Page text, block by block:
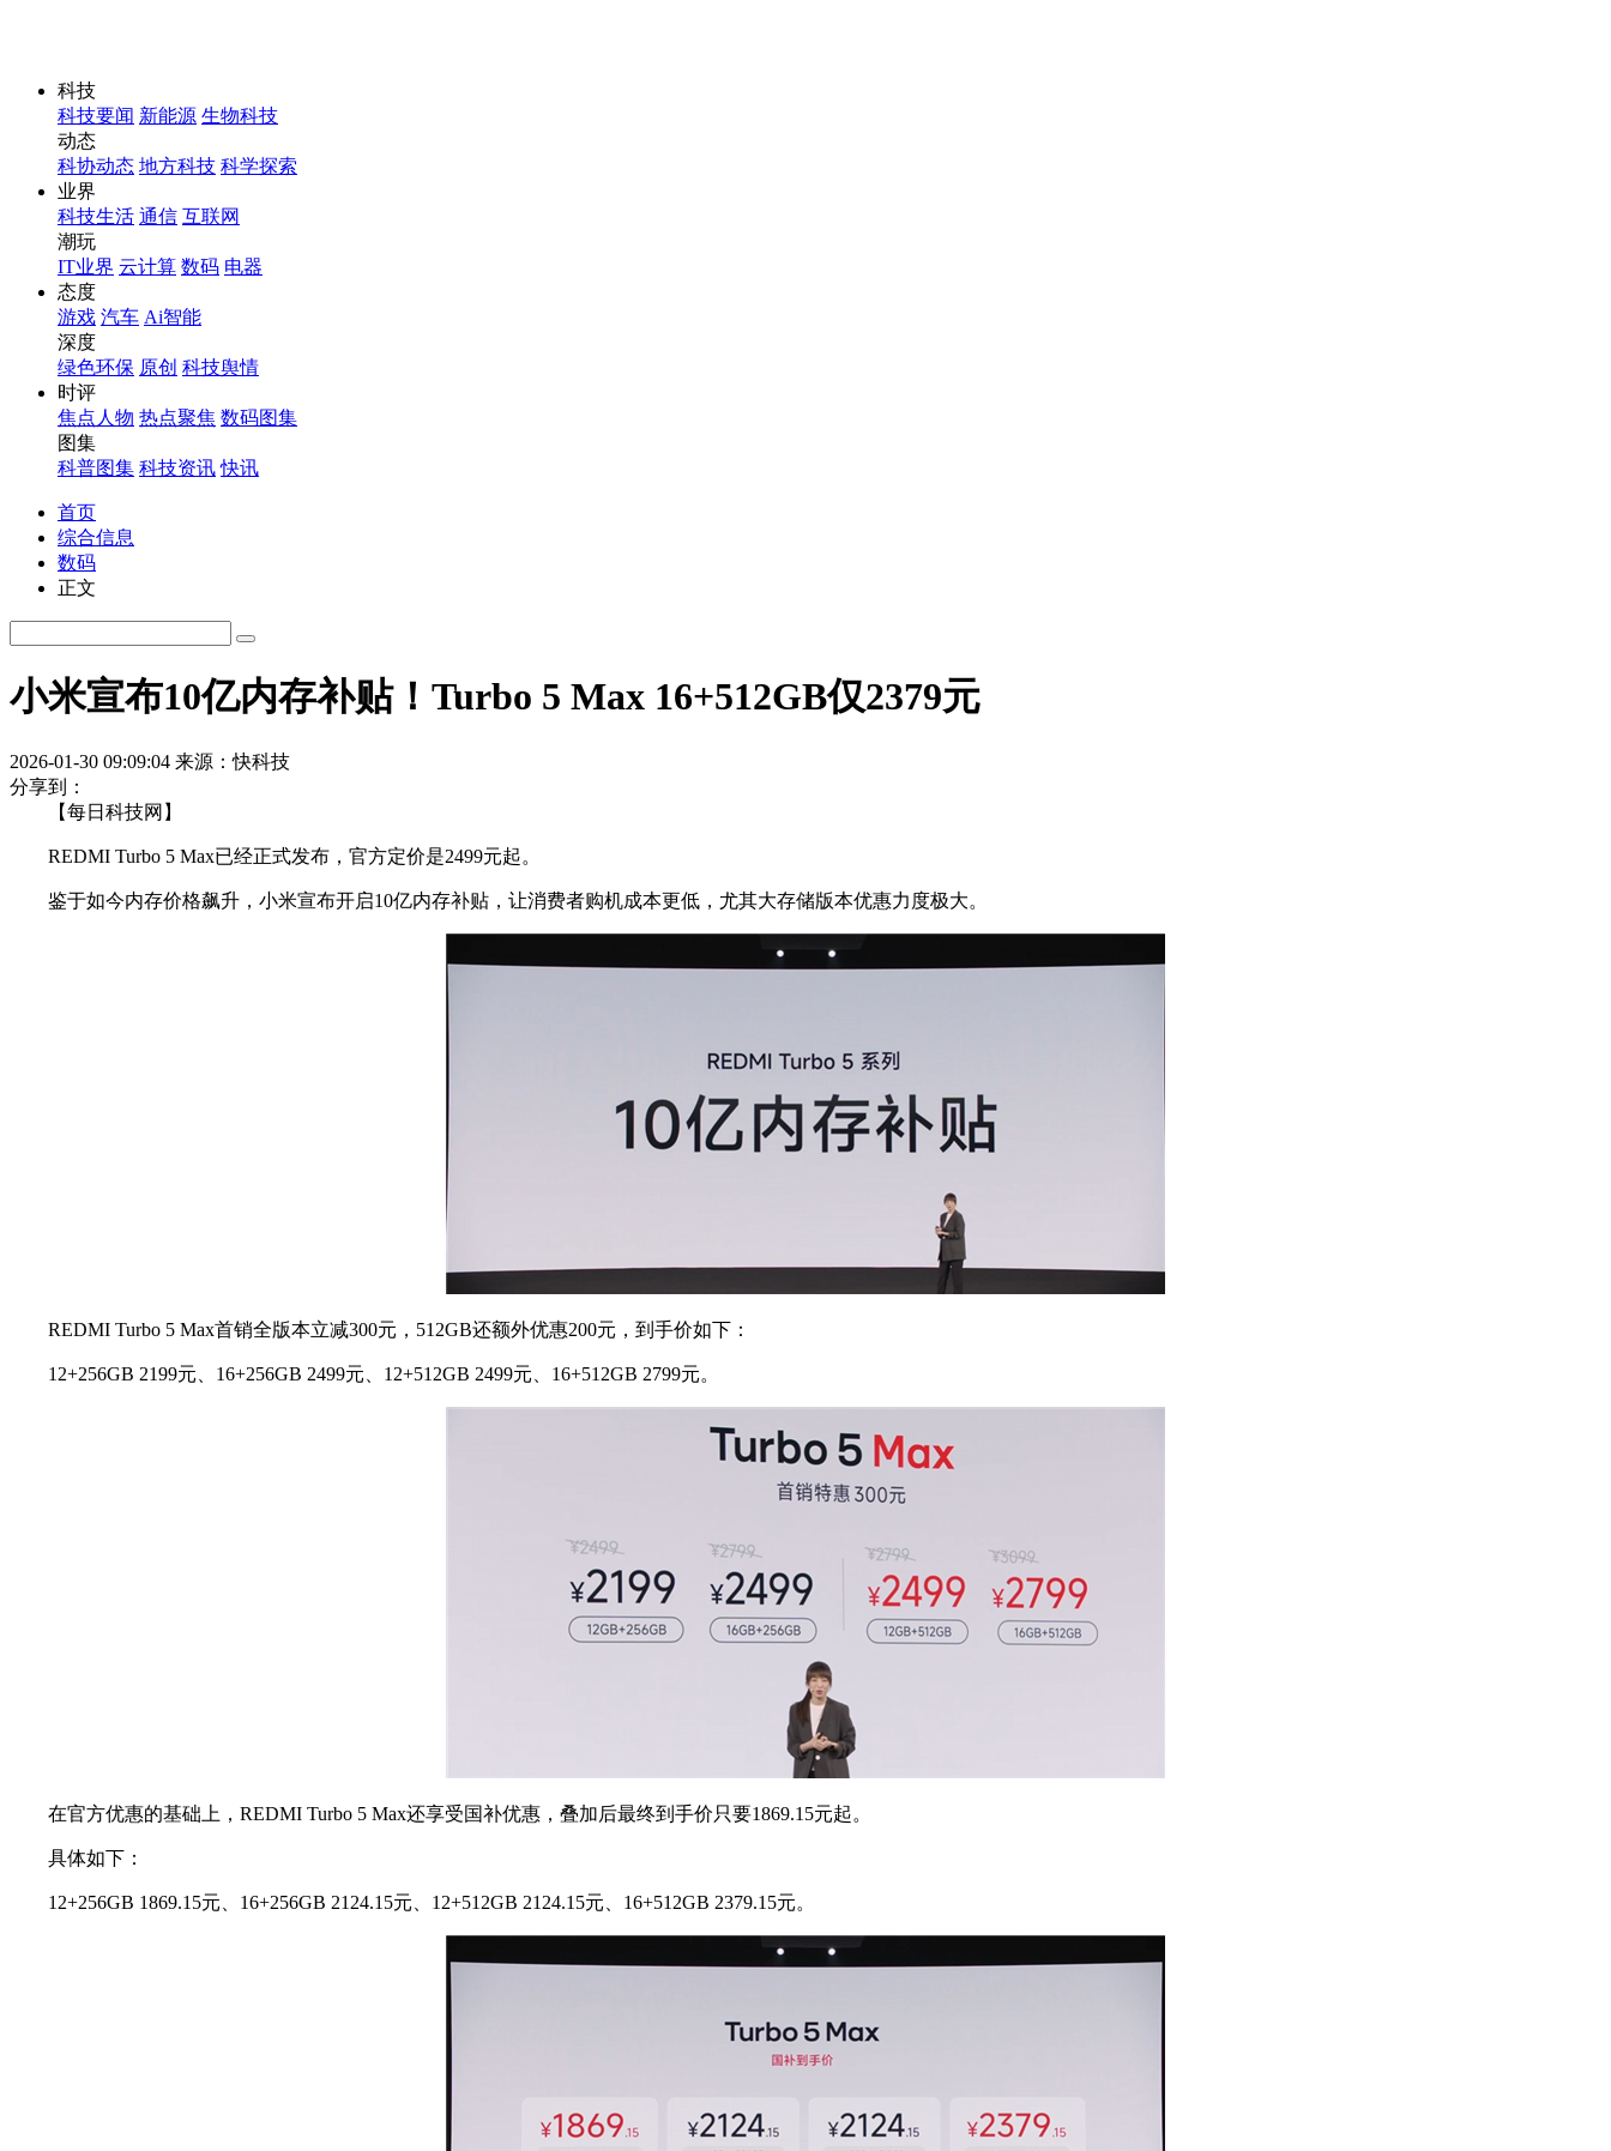
科技
科技要闻 新能源 生物科技
动态
科协动态 地方科技 科学探索
业界
科技生活 通信 互联网
潮玩
IT业界 云计算 数码 电器
态度
游戏 汽车 Ai智能
深度
绿色环保 原创 科技舆情
时评
焦点人物 热点聚焦 数码图集
图集
科普图集 科技资讯 快讯
首页
综合信息
数码
正文
小米宣布10亿内存补贴！Turbo 5 Max 16+512GB仅2379元
2026-01-30 09:09:04 来源：快科技
分享到：
【每日科技网】
REDMI Turbo 5 Max已经正式发布，官方定价是2499元起。
鉴于如今内存价格飙升，小米宣布开启10亿内存补贴，让消费者购机成本更低，尤其大存储版本优惠力度极大。
REDMI Turbo 5 Max首销全版本立减300元，512GB还额外优惠200元，到手价如下：
12+256GB 2199元、16+256GB 2499元、12+512GB 2499元、16+512GB 2799元。
在官方优惠的基础上，REDMI Turbo 5 Max还享受国补优惠，叠加后最终到手价只要1869.15元起。
具体如下：
12+256GB 1869.15元、16+256GB 2124.15元、12+512GB 2124.15元、16+512GB 2379.15元。